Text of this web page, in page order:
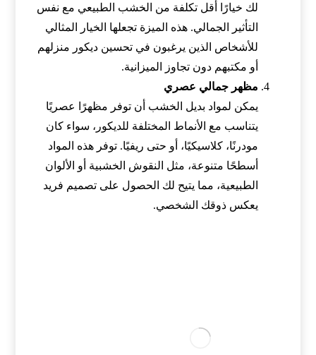
لك خيارًا أقل تكلفة من الخشب الطبيعي مع نفس
التأثير الجمالي. هذه الميزة تجعلها الخيار المثالي
للأشخاص الذين يرغبون في تحسين ديكور منزلهم
أو مكتبهم دون تجاوز الميزانية.
مظهر جمالي عصري
يمكن لمواد بديل الخشب أن توفر مظهرًا عصريًا
يتناسب مع الأنماط المختلفة للديكور، سواء كان
مودرنًا، كلاسيكيًا، أو حتى ريفيًا. توفر هذه المواد
أسطحًا متنوعة، مثل النقوش الخشبية أو الألوان
الطبيعية، مما يتيح لك الحصول على تصميم فريد
يعكس ذوقك الشخصي.